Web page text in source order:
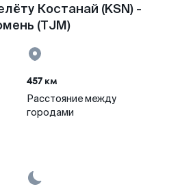
Костанай (KSN) -
(TJM)
457 км
Расстояние между
городами